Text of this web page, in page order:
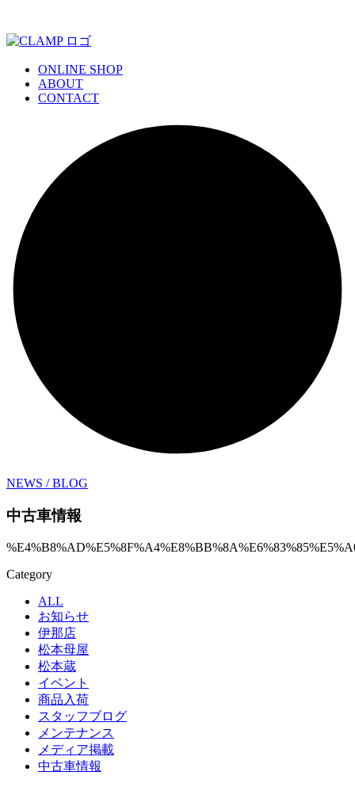
ONLINE SHOP
ABOUT
CONTACT
NEWS / BLOG
中古車情報
Category
ALL
お知らせ
伊那店
松本母屋
松本蔵
イベント
商品入荷
スタッフブログ
メンテナンス
メディア掲載
中古車情報